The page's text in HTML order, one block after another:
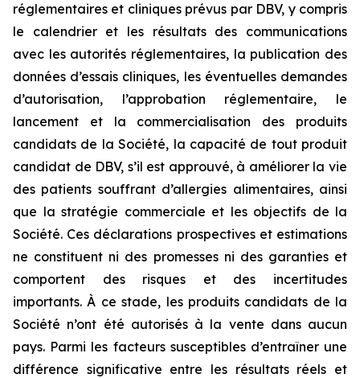
réglementaires et cliniques prévus par DBV, y compris
le calendrier et les résultats des communications
avec les autorités réglementaires, la publication des
données d’essais cliniques, les éventuelles demandes
d’autorisation, l’approbation réglementaire, le
lancement et la commercialisation des produits
candidats de la Société, la capacité de tout produit
candidat de DBV, s’il est approuvé, à améliorer la vie
des patients souffrant d’allergies alimentaires, ainsi
que la stratégie commerciale et les objectifs de la
Société. Ces déclarations prospectives et estimations
ne constituent ni des promesses ni des garanties et
comportent des risques et des incertitudes
importants. À ce stade, les produits candidats de la
Société n’ont été autorisés à la vente dans aucun
pays. Parmi les facteurs susceptibles d’entraîner une
différence significative entre les résultats réels et